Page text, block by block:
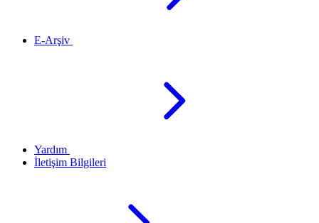
E-Arşiv
Yardım
İletişim Bilgileri